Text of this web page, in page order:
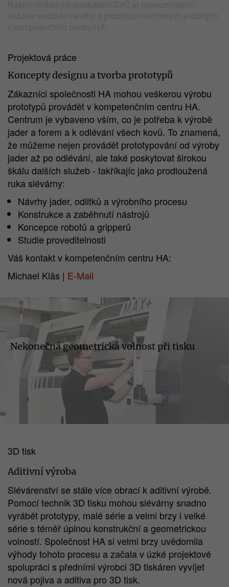
Projektová práce
Koncepty designu a tvorba prototypů
Zákazníci společnosti HA mohou veškerou výrobu
prototypů provádět v kompetenčním centru HA.
Centrum je vybaveno vším, co je potřeba k výrobě
jader a forem a k odlévání všech kovů. To znamená,
že můžeme nejen provádět prototypování od výroby
jader až po odlévání, ale také poskytovat širokou
škálu dalších služeb - takříkajíc jako prodloužená
ruka slévárny:
Návrhy jader, odlitků a výrobního procesu
Konstrukce a zaběhnutí nástrojů
Koncepce robotů a gripperů
Studie proveditelnosti
Váš kontakt v kompetenčním centru HA:
Michael Kläs | E-Mail
Nekonečná geometrická volnost při tisku
3D tisk
Aditivní výroba
Slévárenství se stále více obrací k aditivní výrobě.
Pomocí technik 3D tisku mohou slévárny snadno
vyrábět prototypy, malé série a velmi brzy i velké
série s téměř úplnou konstrukční a geometrickou
volností. Společnost HA si velmi brzy uvědomila
výhody tohoto procesu a začala v úzké projektové
spolupráci s předními výrobci 3D tiskáren vyvíjet
nová pojiva a aditiva pro 3D tisk.